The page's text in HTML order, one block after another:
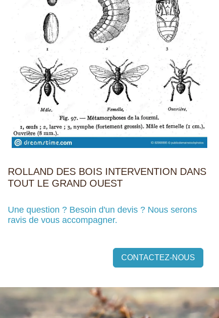
ROLLAND DES BOIS INTERVENTION DANS
TOUT LE GRAND OUEST
Une question ? Besoin d'un devis ? Nous serons
ravis de vous accompagner.
CONTACTEZ-NOUS